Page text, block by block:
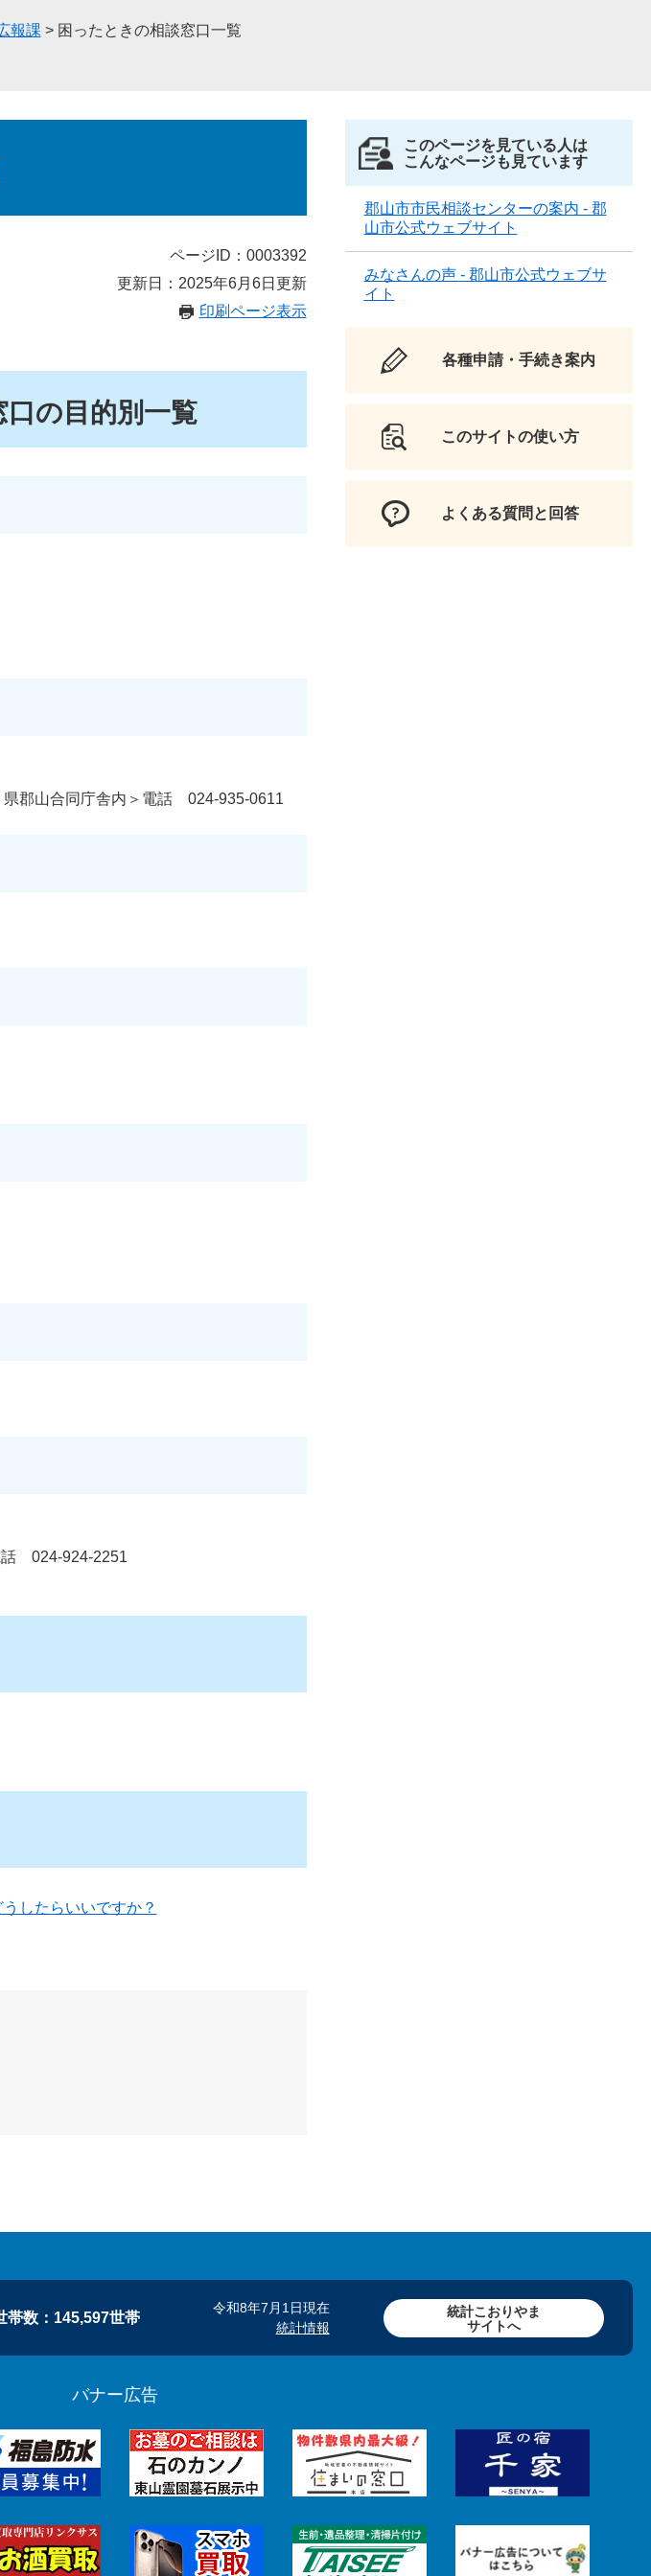
報課 > 困ったときの相談窓口一覧
ページID：0003392
更新日：2025年6月6日更新
印刷ページ表示
の目的別一覧
県郡山合同庁舎内＞電話 024-935-0611
話 024-924-2251
したらいいですか？
このページを見ている人は
こんなページも見ています
郡山市市民相談センターの案内 - 郡
山市公式ウェブサイト
みなさんの声 - 郡山市公式ウェブサ
イト
各種申請・手続き案内
このサイトの使い方
よくある質問と回答
帯数： 145,597世帯
令和8年7月1日現在
統計情報
統計こおりやま
サイトへ
バナー広告